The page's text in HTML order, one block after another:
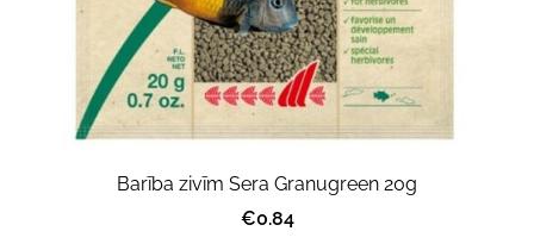
Barība zivīm Sera Granugreen 20g
€0.84